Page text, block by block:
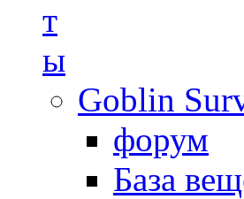
т
ы
Goblin
форум
База